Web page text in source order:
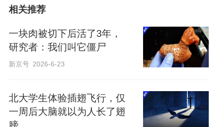
供了全新的视角与工具，在园艺产品储
提升等领域有广泛的应用前景。
相关推荐
一块肉被切下后活了3年，
研究者：我们叫它僵尸
新京号 2026-6-23
北大学生体验插翅飞行，仅
一周后大脑就以为人长了翅